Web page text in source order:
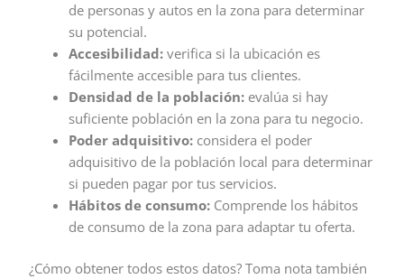
de personas y autos en la zona para determinar
su potencial.
Accesibilidad: verifica si la ubicación es
fácilmente accesible para tus clientes.
Densidad de la población: evalúa si hay
suficiente población en la zona para tu negocio.
Poder adquisitivo: considera el poder
adquisitivo de la población local para determinar
si pueden pagar por tus servicios.
Hábitos de consumo: Comprende los hábitos
de consumo de la zona para adaptar tu oferta.
¿Cómo obtener todos estos datos? Toma nota también